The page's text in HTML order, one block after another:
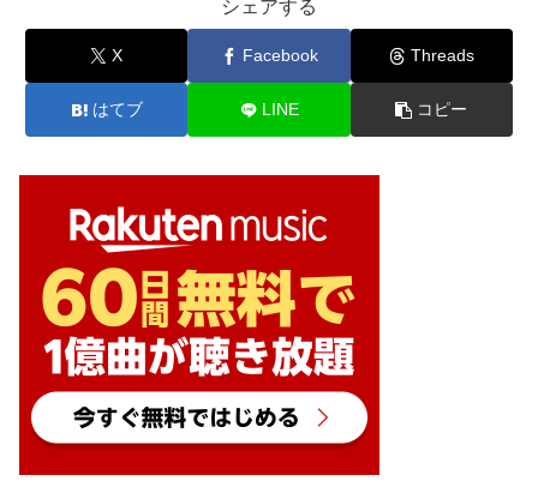
シェアする
X Facebook Threads
はてブ LINE コピー